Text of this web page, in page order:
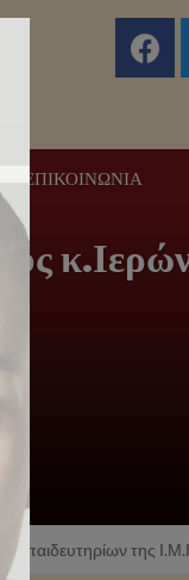
ΕΠΙΚΟΙΝΩΝΊΑ
της